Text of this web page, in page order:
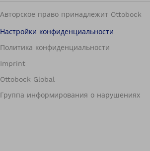
Авторское право принадлежит Ottobock
Настройки конфиденциальности
Политика конфиденциальности
Imprint
Ottobock Global
Группа информирования о нарушениях